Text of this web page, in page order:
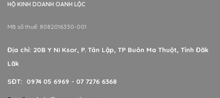
HỘ KINH DOANH OANH LỘC
Mã số thuế: 8082016330-001
Địa chỉ: 20B Y Ni Ksor, P. Tân Lập, TP Buôn Ma Thuột, Tỉnh Đăk
Lăk
SĐT: 0974 05 6969 - 07 7276 6368